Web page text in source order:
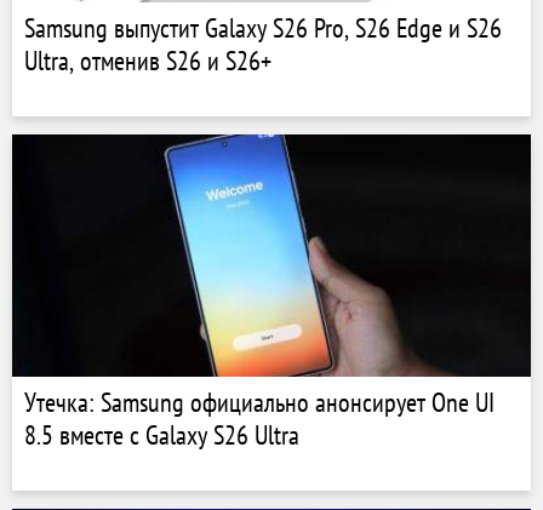
Samsung выпустит Galaxy S26 Pro, S26 Edge и S26
Ultra, отменив S26 и S26+
Утечка: Samsung официально анонсирует One UI
8.5 вместе с Galaxy S26 Ultra